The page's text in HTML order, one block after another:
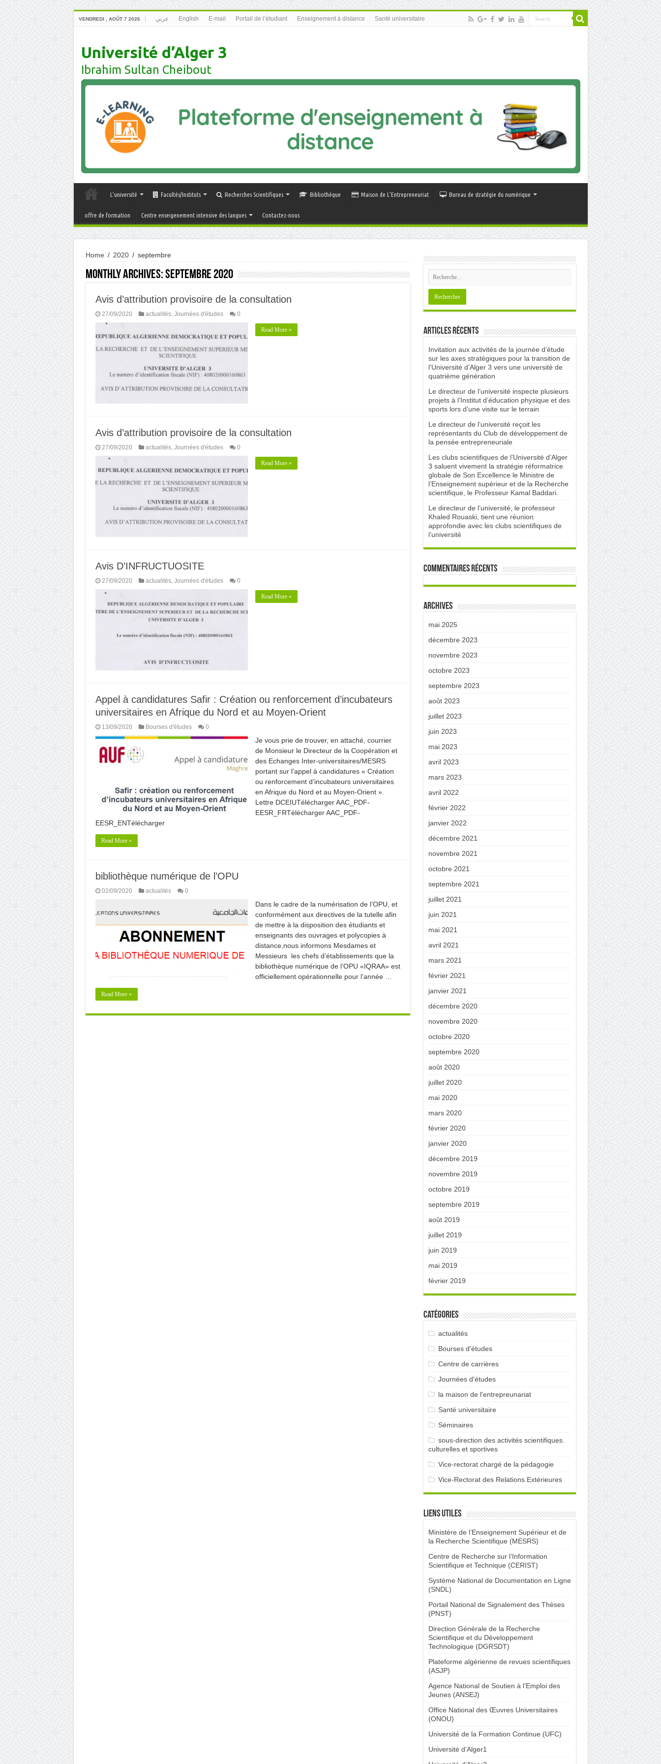
VENDREDI , AOÛT 7 2026 عربي English E-mail Portail de l’étudiant Enseignement à distance Santé universitaire
Université d’Alger 3
Ibrahim Sultan Cheibout
L’université Facultés/Instituts Recherches Scientifiques Bibliothèque Maison de L’Entrepreneuriat Bureau de stratégie du numérique
offre de formation Centre enseigenement intensive des langues Contactez-nous
Home / 2020 / septembre
Monthly Archives:septembre 2020
Avis d’attribution provisoire de la consultation
27/09/2020 actualités, Journées d'études 0
Read More »
Avis d’attribution provisoire de la consultation
27/09/2020 actualités, Journées d'études 0
Read More »
Avis D’INFRUCTUOSITE
27/09/2020 actualités, Journées d'études 0
Read More »
Appel à candidatures Safir : Création ou renforcement d’incubateurs
universitaires en Afrique du Nord et au Moyen-Orient
13/09/2020 Bourses d'études 0
Je vous prie de trouver, en attaché, courrier
de Monsieur le Directeur de la Coopération et
des Echanges Inter-universitaires/MESRS
portant sur l’appel à candidatures « Création
ou renforcement d’incubateurs universitaires
en Afrique du Nord et au Moyen-Orient ».
Lettre DCEIUTélécharger AAC_PDF-
EESR_FRTélécharger AAC_PDF-
EESR_ENTélécharger
Read More »
bibliothèque numérique de l’OPU
02/09/2020 actualités 0
Dans le cadre de la numérisation de l’OPU, et
conformément aux directives de la tutelle afin
de mettre à la disposition des étudiants et
enseignants des ouvrages et polycopies à
distance,nous informons Mesdames et
Messieurs les chefs d’établissements que la
bibliothèque numérique de l’OPU «IQRAA» est
officiellement opérationnelle pour l’année …
Read More »
Articles récents
Invitation aux activités de la journée d’étude
sur les axes stratégiques pour la transition de
l’Université d’Alger 3 vers une université de
quatrième génération
Le directeur de l’université inspecte plusieurs
projets à l’Institut d’éducation physique et des
sports lors d’une visite sur le terrain
Le directeur de l’université reçoit les
représentants du Club de développement de
la pensée entrepreneuriale
Les clubs scientifiques de l’Université d’Alger
3 saluent vivement la stratégie réformatrice
globale de Son Excellence le Ministre de
l’Enseignement supérieur et de la Recherche
scientifique, le Professeur Kamal Baddari.
Le directeur de l’université, le professeur
Khaled Rouaski, tient une réunion
approfondie avec les clubs scientifiques de
l’université
Commentaires récents
Archives
mai 2025
décembre 2023
novembre 2023
octobre 2023
septembre 2023
août 2023
juillet 2023
juin 2023
mai 2023
avril 2023
mars 2023
avril 2022
février 2022
janvier 2022
décembre 2021
novembre 2021
octobre 2021
septembre 2021
juillet 2021
juin 2021
mai 2021
avril 2021
mars 2021
février 2021
janvier 2021
décembre 2020
novembre 2020
octobre 2020
septembre 2020
août 2020
juillet 2020
mai 2020
mars 2020
février 2020
janvier 2020
décembre 2019
novembre 2019
octobre 2019
septembre 2019
août 2019
juillet 2019
juin 2019
mai 2019
février 2019
Catégories
actualités
Bourses d'études
Centre de carrières
Journées d'études
la maison de l'entrepreunariat
Santé universitaire
Séminaires
sous-direction des activités scientifiques.
culturelles et sportives
Vice-rectorat chargé de la pédagogie
Vice-Rectorat des Relations Extérieures
Liens utiles
Ministère de l’Enseignement Supérieur et de
la Recherche Scientifique (MESRS)
Centre de Recherche sur l’Information
Scientifique et Technique (CERIST)
Système National de Documentation en Ligne
(SNDL)
Portail National de Signalement des Thèses
(PNST)
Direction Générale de la Recherche
Scientifique et du Développement
Technologique (DGRSDT)
Plateforme algérienne de revues scientifiques
(ASJP)
Agence National de Soutien à l’Emploi des
Jeunes (ANSEJ)
Office National des Œuvres Universitaires
(ONOU)
Université de la Formation Continue (UFC)
Université d’Alger1